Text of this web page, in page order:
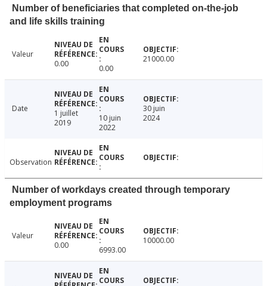
Number of beneficiaries that completed on-the-job
and life skills training
Valeur
0.00
0.00
21000.00
Date
1 juillet
2019
10 juin
2022
30 juin
2024
Observation
Number of workdays created through temporary
employment programs
Valeur
0.00
6993.00
10000.00